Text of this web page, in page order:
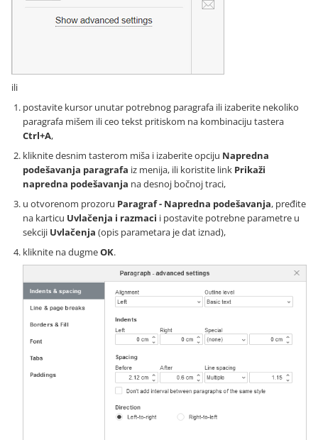
ili
postavite kursor unutar potrebnog paragrafa ili izaberite nekoliko
paragrafa mišem ili ceo tekst pritiskom na kombinaciju tastera
Ctrl+A,
kliknite desnim tasterom miša i izaberite opciju Napredna
podešavanja paragrafa iz menija, ili koristite link Prikaži
napredna podešavanja na desnoj bočnoj traci,
u otvorenom prozoru Paragraf - Napredna podešavanja, pređite
na karticu Uvlačenja i razmaci i postavite potrebne parametre u
sekciji Uvlačenja (opis parametara je dat iznad),
kliknite na dugmeOK.